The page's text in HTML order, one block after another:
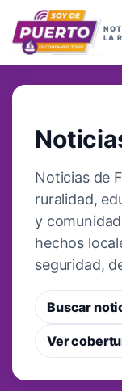
LA
Noticias de
ruralidad,
y
hechos
seguridad,
Buscar
Ver